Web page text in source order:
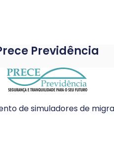
Previdência
de simuladores de